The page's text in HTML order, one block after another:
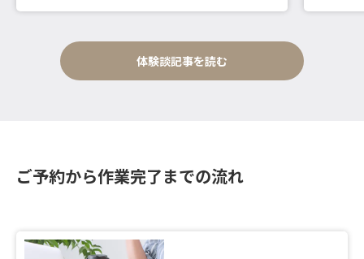
体験談記事を読む
ご予約から作業完了までの流れ